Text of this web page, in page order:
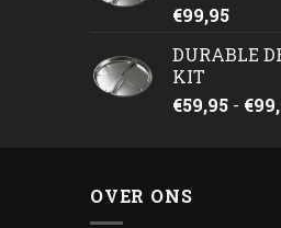
€99,95
DURABLE
KIT
€59,95 - €
OVER ONS